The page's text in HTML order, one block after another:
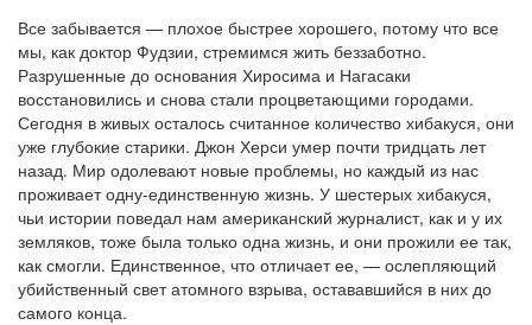
Все забывается — плохое быстрее хорошего, потому что все
мы, как доктор Фудзии, стремимся жить беззаботно.
Разрушенные до основания Хиросима и Нагасаки
восстановились и снова стали процветающими городами.
Сегодня в живых осталось считанное количество хибакуся, они
уже глубокие старики. Джон Херси умер почти тридцать лет
назад. Мир одолевают новые проблемы, но каждый из нас
проживает одну-единственную жизнь. У шестерых хибакуся,
чьи истории поведал нам американский журналист, как и у их
земляков, тоже была только одна жизнь, и они прожили ее так,
как смогли. Единственное, что отличает ее, — ослепляющий
убийственный свет атомного взрыва, остававшийся в них до
самого конца.